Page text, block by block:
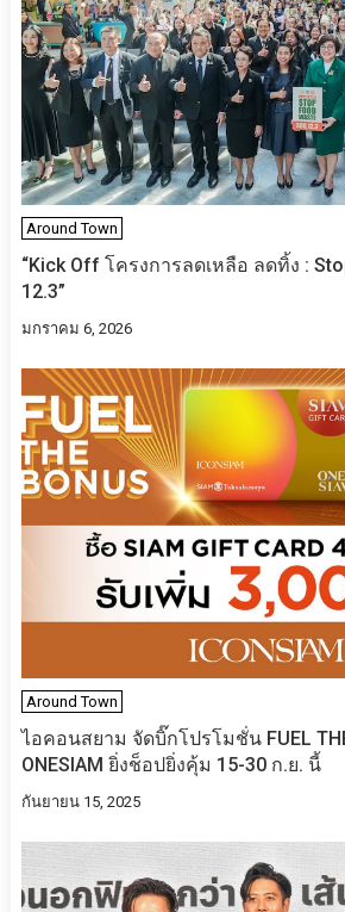
Around Town
“Kick Off โครงการลดเหลือ ลดทิ้ง :
12.3”
มกราคม 6, 2026
Around Town
ไอคอนสยาม จัดบิ๊กโปรโมชั่น FUEL
ONESIAM ยิ่งช็อปยิ่งคุ้ม 15-30 ก.ย. นี้
กันยายน 15, 2025